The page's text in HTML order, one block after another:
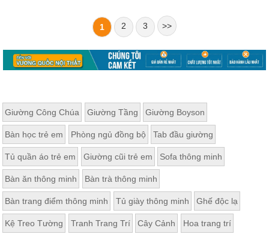
1 2 3 >>
Giường Công Chúa Giường Tầng Giường Boyson
Bàn học trẻ em Phòng ngủ đồng bộ Tab đầu giường
Tủ quần áo trẻ em Giường cũi trẻ em Sofa thông minh
Bàn ăn thông minh Bàn trà thông minh
Bàn trang điểm thông minh Tủ giày thông minh Ghế độc lạ
Kệ Treo Tường Tranh Trang Trí Cây Cảnh Hoa trang trí